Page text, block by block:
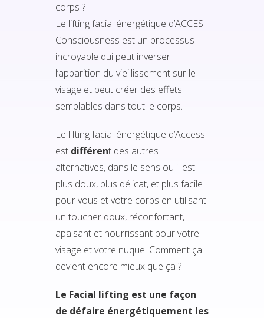
corps ?
Le lifting facial énergétique d’ACCES
Consciousness est un processus
incroyable qui peut inverser
l’apparition du vieillissement sur le
visage et peut créer des effets
semblables dans tout le corps.
Le lifting facial énergétique d’Access
est différent des autres
alternatives, dans le sens ou il est
plus doux, plus délicat, et plus facile
pour vous et votre corps en utilisant
un toucher doux, réconfortant,
apaisant et nourrissant pour votre
visage et votre nuque. Comment ça
devient encore mieux que ça ?
Le Facial lifting est une façon
de défaire énergétiquement les